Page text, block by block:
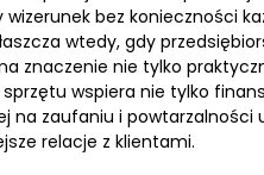
bez konieczności
wtedy, gdy
znaczenie nie tylko
wspiera nie tylko
na zaufaniu i powtarzalności
relacje z klientami.